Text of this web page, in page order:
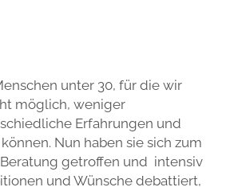
unter 30, für die wir
möglich, weniger
Erfahrungen und
Nun haben sie sich zum
getroffen und intensiv
und Wünsche debattiert,